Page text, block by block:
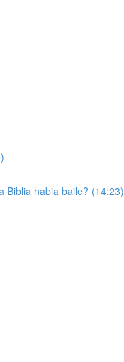
Biblia habia baile? (14:23)